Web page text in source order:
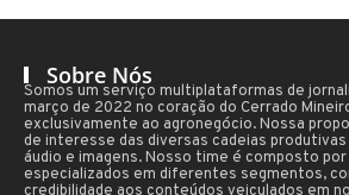
Sobre Nós
Somos um serviço multiplataformas de
março de 2022 no coração do Cerrado
exclusivamente ao agronegócio. Nossa
de interesse das diversas cadeias
áudio e imagens. Nosso time é composto
especializados em diferentes segmentos,
credibilidade aos conteúdos veiculados em